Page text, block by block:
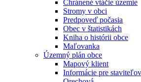
Chránené vtáčie územie
Stromy v obci
Predpoveď počasia
Obec v štatistikách
Kniha o histórii obce
Maľovanka
Územný plán obce
Mapový klient
Informácie pre